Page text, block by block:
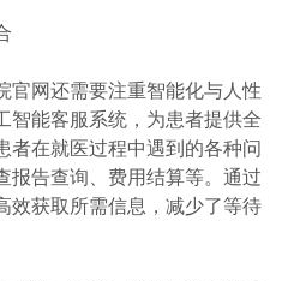
网还需要注重智能化与人性
智能客服系统，为患者提供全
者在就医过程中遇到的各种问
报告查询、费用结算等。通过
效获取所需信息，减少了等待